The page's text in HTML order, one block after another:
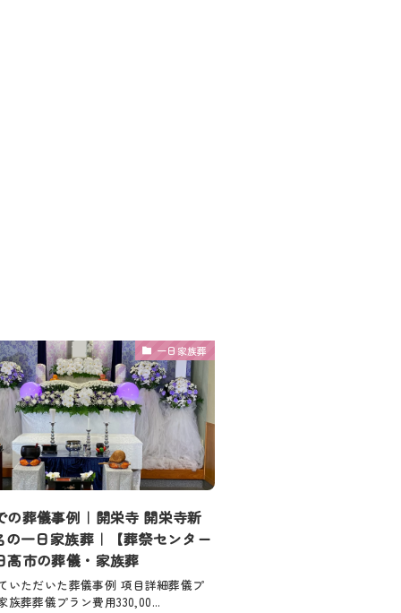
一日家族葬
の葬儀事例｜開栄寺 開栄寺新
の一日家族葬｜【葬祭センター
高市の葬儀・家族葬
いただいた葬儀事例 項目詳細葬儀プ
族葬葬儀プラン費用330,00...